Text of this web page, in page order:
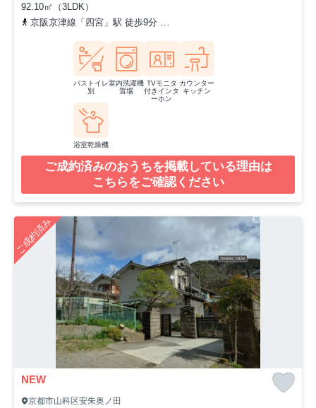
92.10㎡（3LDK）
京阪京津線「四宮」駅 徒歩9分
バストイレ
別
室内洗濯機
置場
TVモニタ
付きインタ
ーホン
カウンター
キッチン
浴室乾燥機
ご成約済みのおうちを掲載している理由は
こちらをご確認ください
ご成約済み
NEW
京都市山科区安朱奥ノ田